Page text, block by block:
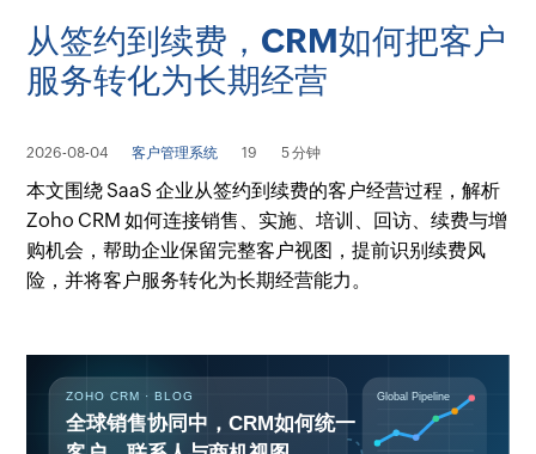
从签约到续费，CRM如何把客户
服务转化为长期经营
2026-08-04 客户管理系统 19 5 分钟
本文围绕 SaaS 企业从签约到续费的客户经营过程，解析
Zoho CRM 如何连接销售、实施、培训、回访、续费与增
购机会，帮助企业保留完整客户视图，提前识别续费风
险，并将客户服务转化为长期经营能力。